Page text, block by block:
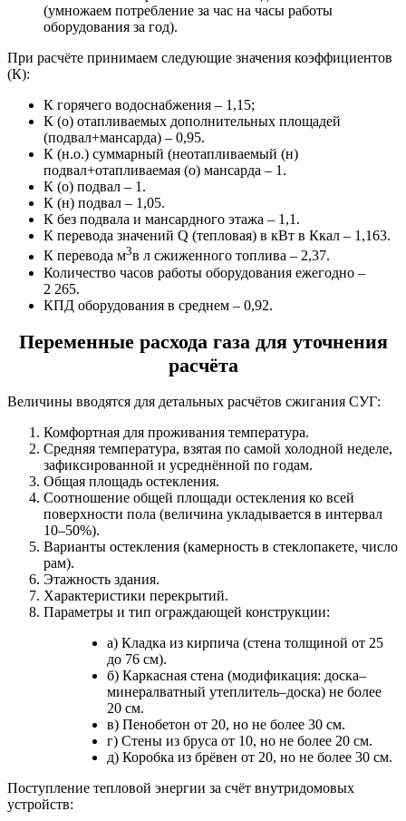
(умножаем потребление за час на часы работы
оборудования за год).
При расчёте принимаем следующие значения коэффициентов
(К):
К горячего водоснабжения – 1,15;
К (о) отапливаемых дополнительных площадей
(подвал+мансарда) – 0,95.
К (н.о.) суммарный (неотапливаемый (н)
подвал+отапливаемая (о) мансарда – 1.
К (о) подвал – 1.
К (н) подвал – 1,05.
К без подвала и мансардного этажа – 1,1.
К перевода значений Q (тепловая) в кВт в Ккал – 1,163.
К перевода м3в л сжиженного топлива – 2,37.
Количество часов работы оборудования ежегодно –
2 265.
КПД оборудования в среднем – 0,92.
Переменные расхода газа для уточнения
расчёта
Величины вводятся для детальных расчётов сжигания СУГ:
Комфортная для проживания температура.
Средняя температура, взятая по самой холодной неделе,
зафиксированной и усреднённой по годам.
Общая площадь остекления.
Соотношение общей площади остекления ко всей
поверхности пола (величина укладывается в интервал
10–50%).
Варианты остекления (камерность в стеклопакете, число
рам).
Этажность здания.
Характеристики перекрытий.
Параметры и тип ограждающей конструкции:
а) Кладка из кирпича (стена толщиной от 25
до 76 см).
б) Каркасная стена (модификация: доска–
минералватный утеплитель–доска) не более
20 см.
в) Пенобетон от 20, но не более 30 см.
г) Стены из бруса от 10, но не более 20 см.
д) Коробка из брёвен от 20, но не более 30 см.
Поступление тепловой энергии за счёт внутридомовых
устройств: